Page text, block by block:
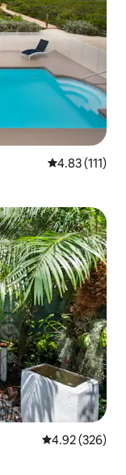
औसत रेटिंग 5 में से
4.83 (111)
औसत रेटिंग 5 में से
4.92 (326)